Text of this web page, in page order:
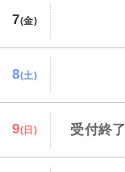
7(金)
8(土)
9(日) 受付終了